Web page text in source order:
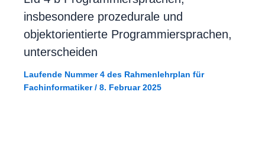
insbesondere prozedurale und
objektorientierte Programmiersprachen,
unterscheiden
Laufende Nummer 4 des Rahmenlehrplan für
Fachinformatiker/ 8. Februar 2025